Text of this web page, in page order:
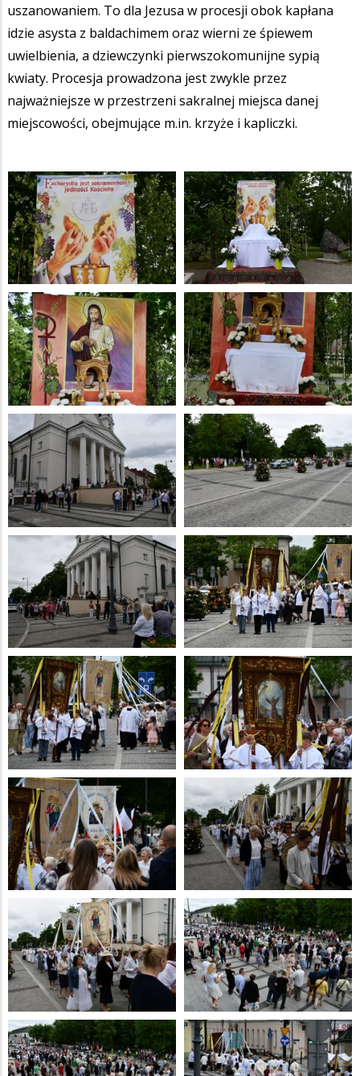
uszanowaniem. To dla Jezusa w procesji obok kapłana
idzie asysta z baldachimem oraz wierni ze śpiewem
uwielbienia, a dziewczynki pierwszokomunijne sypią
kwiaty. Procesja prowadzona jest zwykle przez
najważniejsze w przestrzeni sakralnej miejsca danej
miejscowości, obejmujące m.in. krzyże i kapliczki.